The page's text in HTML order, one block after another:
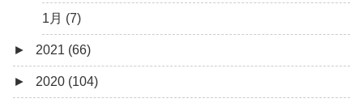
1月 (7)
► 2021 (66)
12月 (4)
► 2020 (104)